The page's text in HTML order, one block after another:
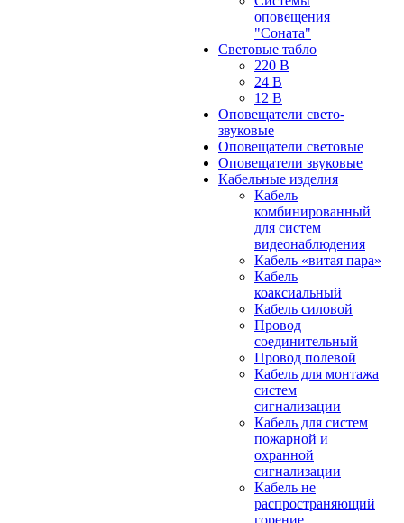
оповещения
"Соната"
Световые табло
220 В
24 В
12 В
Оповещатели свето-
звуковые
Оповещатели световые
Оповещатели звуковые
Кабельные изделия
Кабель
комбинированный
для систем
видеонаблюдения
Кабель «витая пара»
Кабель
коаксиальный
Кабель силовой
Провод
соединительный
Провод полевой
Кабель для монтажа
систем
сигнализации
Кабель для систем
пожарной и
охранной
сигнализации
Кабель не
распространяющий
горение